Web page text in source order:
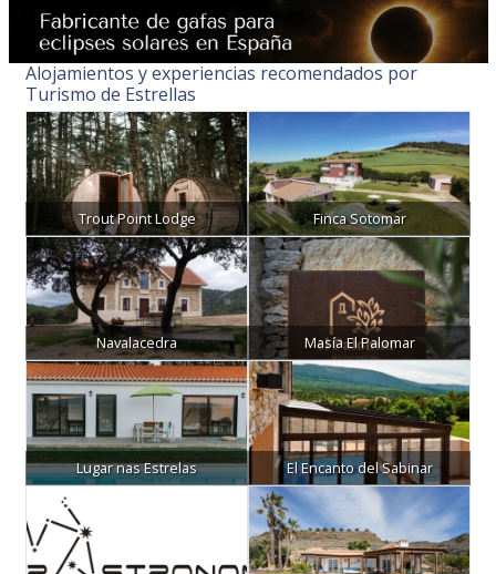
Alojamientos y experiencias recomendados por
Turismo de Estrellas
Trout Point Lodge Finca Sotomar
Navalacedra Masía El Palomar
Lugar nas Estrelas El Encanto del Sabinar